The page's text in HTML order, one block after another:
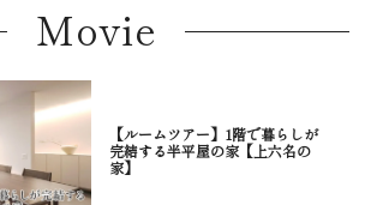
Movie
【ルームツアー】1階で暮らしが
完結する半平屋の家【上六名の
家】